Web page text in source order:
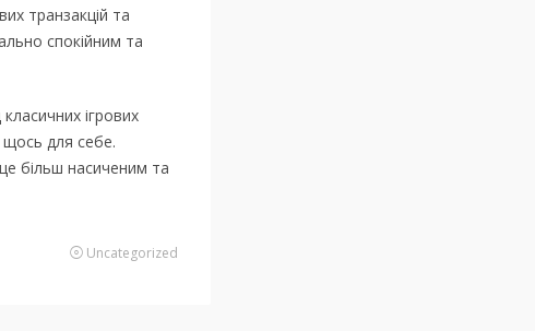
транзакцій та
спокійним та
ігрових
для себе.
ще більш насиченим та
Uncategorized